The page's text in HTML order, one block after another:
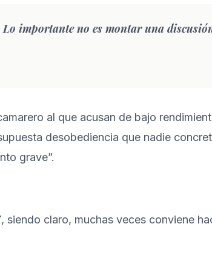
importante no es montar una
al que acusan de bajo
desobediencia que nadie
grave”.
siendo claro, muchas veces conviene